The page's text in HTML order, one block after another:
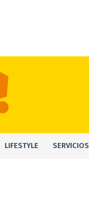
LIFESTYLE SERVICIOS